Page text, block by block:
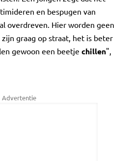
en bespugen van
overdreven. Hier worden geen
graag op straat, het is beter
gewoon een beetje chillen",
Advertentie